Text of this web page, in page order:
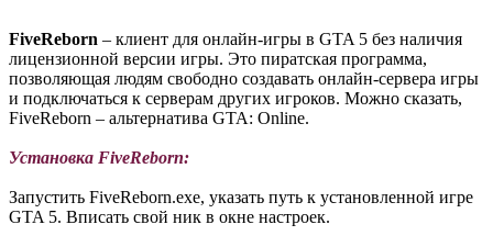
FiveReborn – клиент для онлайн-игры в GTA 5 без наличия
лицензионной версии игры. Это пиратская программа,
позволяющая людям свободно создавать онлайн-сервера игры
и подключаться к серверам других игроков. Можно сказать,
FiveReborn – альтернатива GTA: Online.
Установка FiveReborn:
Запустить FiveReborn.exe, указать путь к установленной игре
GTA 5. Вписать свой ник в окне настроек.